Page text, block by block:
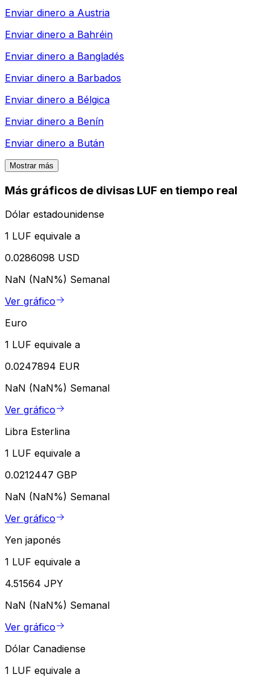
Enviar dinero a Austria
Enviar dinero a Bahréin
Enviar dinero a Bangladés
Enviar dinero a Barbados
Enviar dinero a Bélgica
Enviar dinero a Benín
Enviar dinero a Bután
Mostrar más
Más gráficos de divisas LUF en tiempo real
Dólar estadounidense
1 LUF equivale a
0.0286098 USD
NaN (NaN%) Semanal
Ver gráfico
Euro
1 LUF equivale a
0.0247894 EUR
NaN (NaN%) Semanal
Ver gráfico
Libra Esterlina
1 LUF equivale a
0.0212447 GBP
NaN (NaN%) Semanal
Ver gráfico
Yen japonés
1 LUF equivale a
4.51564 JPY
NaN (NaN%) Semanal
Ver gráfico
Dólar Canadiense
1 LUF equivale a